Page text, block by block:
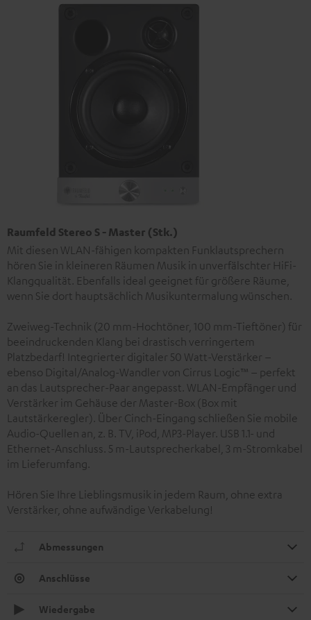
Raumfeld Stereo S - Master (Stk.)
Mit diesen WLAN-fähigen kompakten Funklautsprechern
hören Sie in kleineren Räumen Musik in unverfälschter HiFi-
Klangqualität. Ebenfalls ideal geeignet für größere Räume,
wenn Sie dort hauptsächlich Musikuntermalung wünschen.
Zweiweg-Technik (20 mm-Hochtöner, 100 mm-Tieftöner) für
beeindruckenden Klang bei drastisch verringertem
Platzbedarf! Integrierter digitaler 50 Watt-Verstärker –
ebenso Digital/Analog-Wandler von Cirrus Logic™ – perfekt
an das Lautsprecher-Paar angepasst. WLAN-Empfänger und
Verstärker im Gehäuse der Master-Box (Box mit
Lautstärkeregler). Über Cinch-Eingang schließen Sie mobile
Audio-Quellen an, z. B. TV, iPod, MP3-Player. USB 1.1- und
Ethernet-Anschluss. 5 m-Lautsprecherkabel, 3 m-Stromkabel
im Lieferumfang.
Hören Sie Ihre Lieblingsmusik in jedem Raum, ohne extra
Verstärker, ohne aufwändige Verkabelung!
Abmessungen
Anschlüsse
Wiedergabe